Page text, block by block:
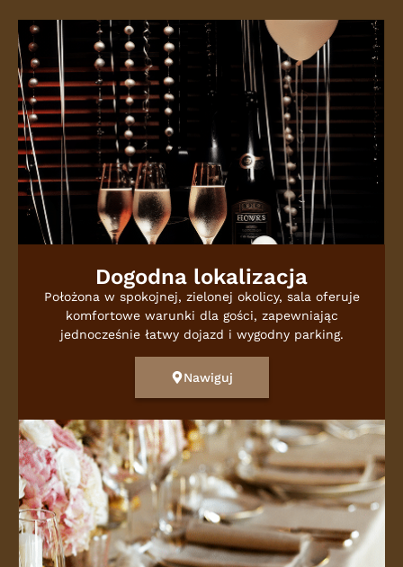
Dogodna lokalizacja
Położona w spokojnej, zielonej okolicy, sala oferuje
komfortowe warunki dla gości, zapewniając
jednocześnie łatwy dojazd i wygodny parking.
Nawiguj